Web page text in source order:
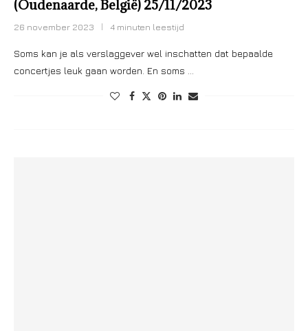
(Oudenaarde, België) 25/11/2023
26 november 2023 4 minuten leestijd
Soms kan je als verslaggever wel inschatten dat bepaalde
concertjes leuk gaan worden. En soms …